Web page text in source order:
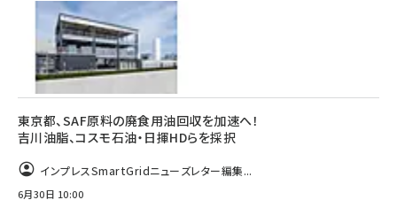
東京都、SAF原料の廃食用油回収を加速へ！
吉川油脂、コスモ石油・日揮HDらを採択
インプレスSmartGridニューズレター編集...
6月30日 10:00